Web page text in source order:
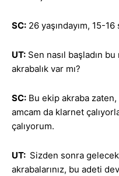
SC: 26 yaşındayım, 15-
UT: Sen nasıl başladın
akrabalık var mı?
SC: Bu ekip akraba
amcam da klarnet
çalıyorum.
UT: Sizden sonra
akrabalarınız, bu adeti